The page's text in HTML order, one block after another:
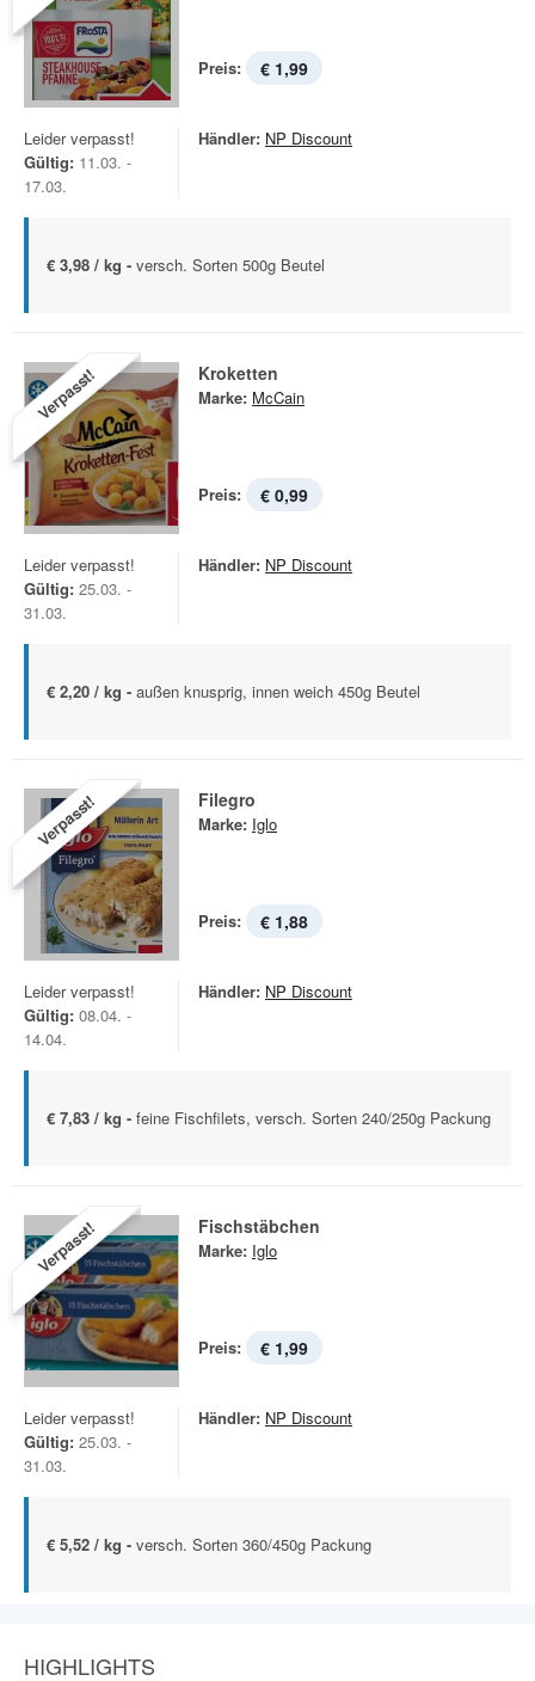
Preis: € 1,99
Leider verpasst!
Gültig: 11.03. -
17.03.
Händler: NP Discount
€ 3,98 / kg - versch. Sorten 500g Beutel
Verpasst! Kroketten
Marke: McCain
Preis: € 0,99
Leider verpasst!
Gültig: 25.03. -
31.03.
Händler: NP Discount
€ 2,20 / kg - außen knusprig, innen weich 450g Beutel
Verpasst! Filegro
Marke: Iglo
Preis: € 1,88
Leider verpasst!
Gültig: 08.04. -
14.04.
Händler: NP Discount
€ 7,83 / kg - feine Fischfilets, versch. Sorten 240/250g Packung
Verpasst! Fischstäbchen
Marke: Iglo
Preis: € 1,99
Leider verpasst!
Gültig: 25.03. -
31.03.
Händler: NP Discount
€ 5,52 / kg - versch. Sorten 360/450g Packung
HIGHLIGHTS